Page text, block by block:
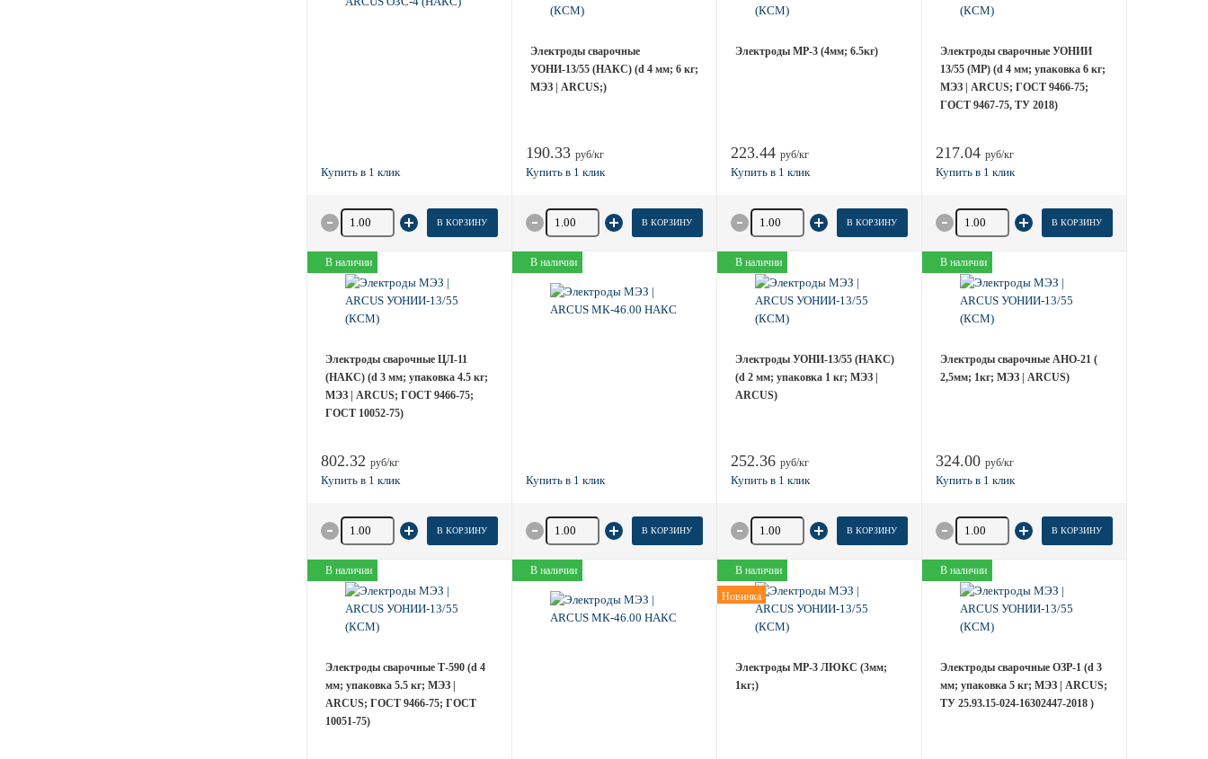
Количество товара В КОРЗИНУ
Электроды сварочные
УОНИ-13/55 (НАКС) (d 4 мм; 6 кг;
МЭЗ | ARCUS;)
190.33 руб/кг
Количество товара В КОРЗИНУ
Электроды МР-3 (4мм; 6.5кг)
223.44 руб/кг
Количество товара В КОРЗИНУ
Электроды сварочные УОНИИ
13/55 (МР) (d 4 мм; упаковка 6 кг;
МЭЗ | ARCUS; ГОСТ 9466-75;
ГОСТ 9467-75, ТУ 2018)
217.04 руб/кг
Количество товара В КОРЗИНУ
В наличии
Электроды сварочные ЦЛ-11
(НАКС) (d 3 мм; упаковка 4.5 кг;
МЭЗ | ARCUS; ГОСТ 9466-75;
ГОСТ 10052-75)
802.32 руб/кг
Количество товара В КОРЗИНУ
В наличии
Количество товара В КОРЗИНУ
В наличии
Электроды УОНИ-13/55 (НАКС)
(d 2 мм; упаковка 1 кг; МЭЗ |
ARCUS)
252.36 руб/кг
Количество товара В КОРЗИНУ
В наличии
Электроды сварочные АНО-21 (
2,5мм; 1кг; МЭЗ | ARCUS)
324.00 руб/кг
Количество товара В КОРЗИНУ
В наличии
Электроды сварочные Т-590 (d 4
мм; упаковка 5.5 кг; МЭЗ |
ARCUS; ГОСТ 9466-75; ГОСТ
10051-75)
В наличии В наличии
Новинка
Электроды МР-3 ЛЮКС (3мм;
1кг;)
В наличии
Электроды сварочные ОЗР-1 (d 3
мм; упаковка 5 кг; МЭЗ | ARCUS;
ТУ 25.93.15-024-16302447-2018 )